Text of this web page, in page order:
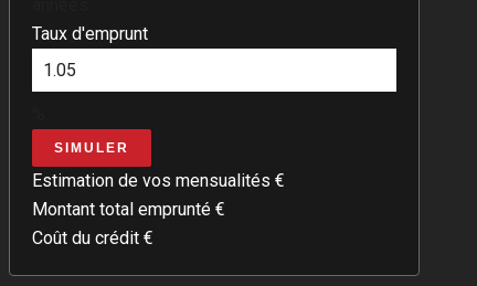
Taux d'emprunt
SIMULER
Estimation de vos mensualités €
Montant total emprunté €
Coût du crédit €